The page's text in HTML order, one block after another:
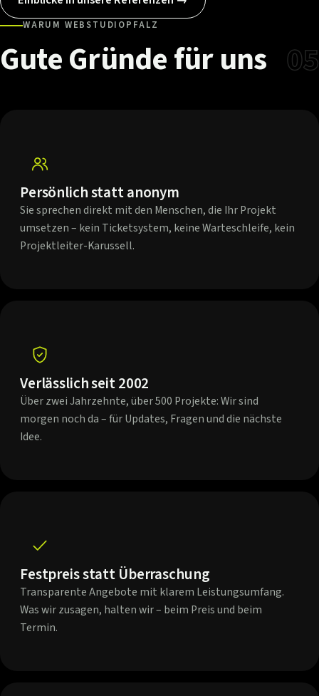
WARUM WEBSTUDIOPFALZ
GuteGründefüruns 05
Persönlich statt anonym
Sie sprechen direkt mit den Menschen, die Ihr Projekt
umsetzen – kein Ticketsystem, keine Warteschleife, kein
Projektleiter-Karussell.
Verlässlich seit 2002
Über zwei Jahrzehnte, über 500 Projekte: Wir sind
morgen noch da – für Updates, Fragen und die nächste
Idee.
Festpreis statt Überraschung
Transparente Angebote mit klarem Leistungsumfang.
Was wir zusagen, halten wir – beim Preis und beim
Termin.